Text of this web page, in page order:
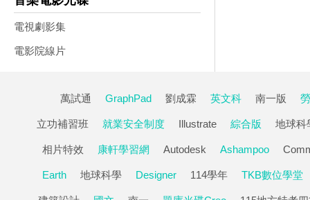
電視劇影集
電影院線片
萬試通 GraphPad 劉成霖 英文科 南一版
立功補習班 就業安全制度 Illustrate 綜合版 地球科
相片特效 康軒學習網 Autodesk Ashampoo
Earth 地球科學 Designer 114學年 TKB數位學堂